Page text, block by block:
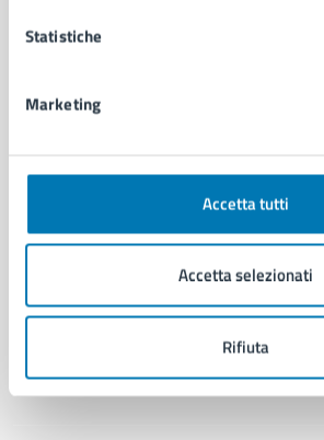
Statistiche
Marketing
Accetta tutti
Accetta selezionati
Rifiuta
Autorizzazioni
Documenti e certificati
Educazione e formazione
Giustizia e sicurezza pubblica
Imprese e commercio
Vita lavorativa